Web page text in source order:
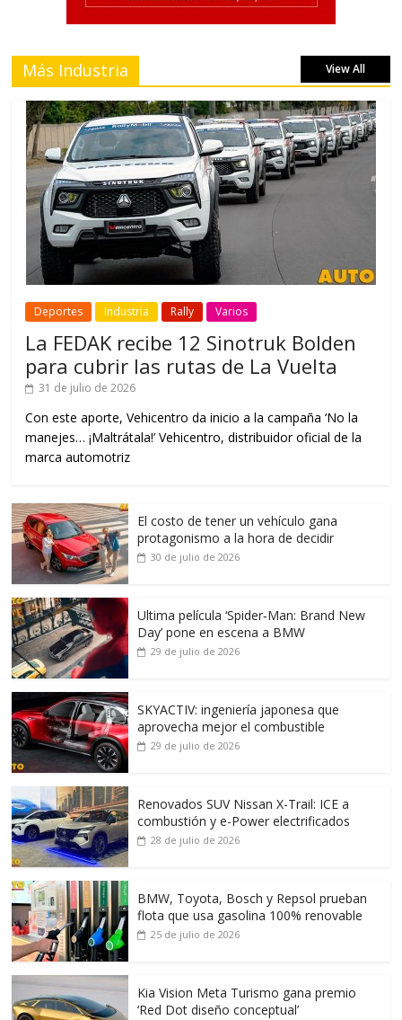
Más Industria View All
Deportes Industria Rally Varios
La FEDAK recibe 12 Sinotruk Bolden
para cubrir las rutas de La Vuelta
31 de julio de 2026
Con este aporte, Vehicentro da inicio a la campaña ‘No la
manejes… ¡Maltrátala!’ Vehicentro, distribuidor oficial de la
marca automotriz
El costo de tener un vehículo gana
protagonismo a la hora de decidir
30 de julio de 2026
Ultima película ‘Spider‑Man: Brand New
Day’ pone en escena a BMW
29 de julio de 2026
SKYACTIV: ingeniería japonesa que
aprovecha mejor el combustible
29 de julio de 2026
Renovados SUV Nissan X-Trail: ICE a
combustión y e-Power electrificados
28 de julio de 2026
BMW, Toyota, Bosch y Repsol prueban
flota que usa gasolina 100% renovable
25 de julio de 2026
Kia Vision Meta Turismo gana premio
‘Red Dot diseño conceptual’